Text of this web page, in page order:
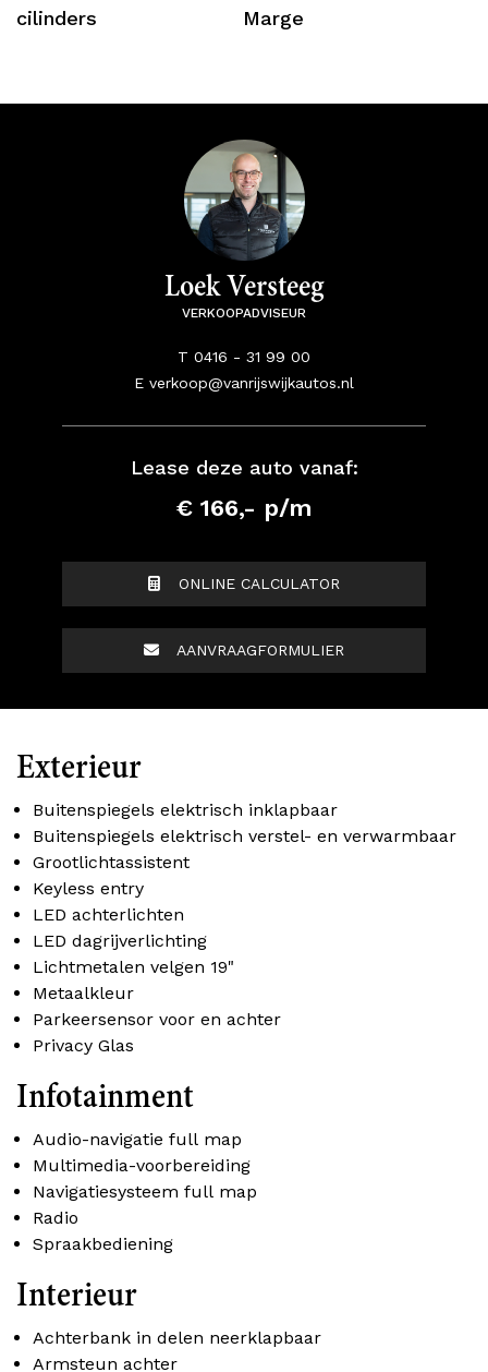
Loek Versteeg
VERKOOPADVISEUR
T 0416 - 31 99 00
E verkoop@vanrijswijkautos.nl
Lease deze auto vanaf:
€ 166,- p/m
ONLINE CALCULATOR
AANVRAAGFORMULIER
cilinders Marge
Exterieur
Buitenspiegels elektrisch inklapbaar
Buitenspiegels elektrisch verstel- en verwarmbaar
Grootlichtassistent
Keyless entry
LED achterlichten
LED dagrijverlichting
Lichtmetalen velgen 19"
Metaalkleur
Parkeersensor voor en achter
Privacy Glas
Infotainment
Audio-navigatie full map
Multimedia-voorbereiding
Navigatiesysteem full map
Radio
Spraakbediening
Interieur
Achterbank in delen neerklapbaar
Armsteun achter